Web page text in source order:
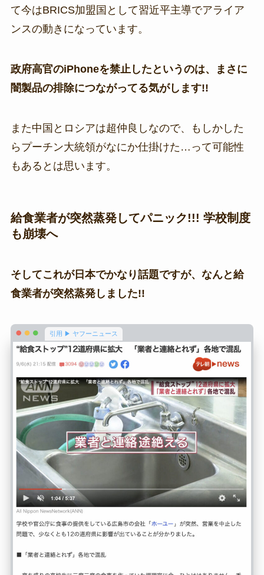
て今はBRICS加盟国として習近平主導でアライア
ンスの動きになっています。
政府高官のiPhoneを禁止したというのは、まさに
闇製品の排除につながってる気がします!!
また中国とロシアは超仲良しなので、もしかした
らプーチン大統領がなにか仕掛けた…って可能性
もあるとは思います。
給食業者が突然蒸発してパニック!!! 学校制度
も崩壊へ
そしてこれが日本でかなり話題ですが、なんと給
食業者が突然蒸発しました!!
引用 ▶ ヤフーニュース